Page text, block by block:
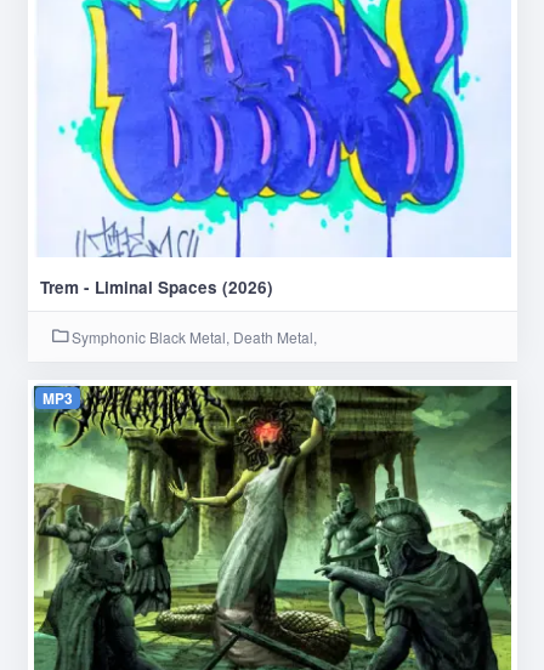
Trem - Liminal Spaces (2026)
Symphonic Black Metal, Death Metal,
MP3